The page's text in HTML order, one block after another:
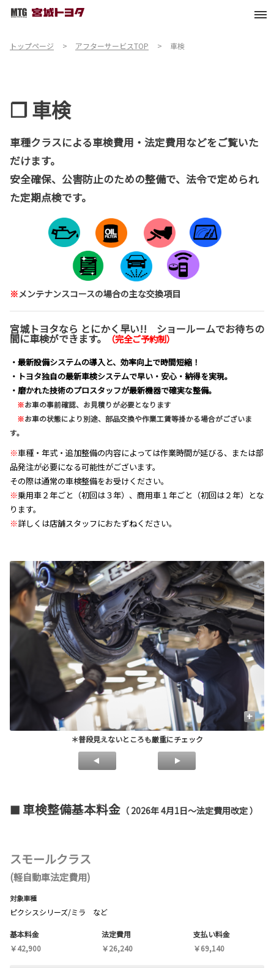
トップページ アフターサービスTOP 車検
❐車検
車種クラスによる車検費用・法定費用などをご覧いた
だけます。
安全確保、公害防止のための整備で、法令で定められ
た定期点検です。
※メンテナンスコースの場合の主な交換項目
宮城トヨタなら とにかく早い!! ショールームでお待ちの
間に車検ができます。 （完全ご予約制）
・最新設備システムの導入と、効率向上で時間短縮！
・トヨタ独自の最新車検システムで早い・安心・納得を実現。
・磨かれた技術のプロスタッフが最新機器で確実な整備。
※お車の事前確認、お見積りが必要となります
※お車の状態により別途、部品交換や作業工賃等掛かる場合がございま
す。
※車種・年式・追加整備の内容によっては作業時間が延びる、または部
品発注が必要になる可能性がございます。
その際は通常の車検整備をお受けください。
※乗用車２年ごと（初回は３年）、商用車１年ごと（初回は２年）とな
ります。
※詳しくは店舗スタッフにおたずねください。
+
＊普段見えないところも厳重にチェック
■ 車検整備基本料金 （ 2026年 4月1日～法定費用改定 ）
スモールクラス
(軽自動車法定費用)
対象車種
ピクシスシリーズ/ミラ など
基本料金
￥42,900
法定費用
￥26,240
支払い料金
￥69,140